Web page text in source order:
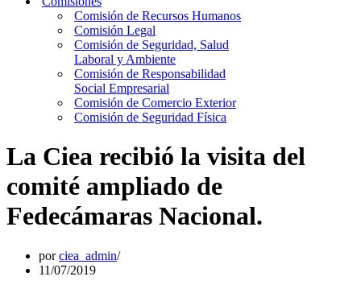
Comisión de Recursos Humanos
Comisión Legal
Comisión de Seguridad, Salud
Laboral y Ambiente
Comisión de Responsabilidad
Social Empresarial
Comisión de Comercio Exterior
Comisión de Seguridad Física
La Ciea recibió la visita del
comité ampliado de
Fedecámaras Nacional.
porciea_admin
11/07/2019